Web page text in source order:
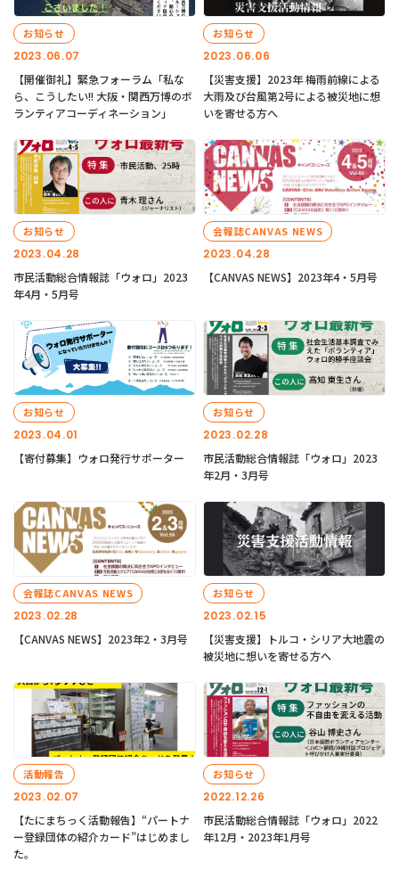
2023.06.07
お知らせ
【開催御礼】緊急フォーラム「私な
ら、こうしたい!! 大阪・関西万博のボ
ランティアコーディネーション」
2023.06.06
お知らせ
【災害支援】2023年 梅雨前線による
大雨及び台風第2号による被災地に想
いを寄せる方へ
2023.04.28
お知らせ
市民活動総合情報誌「ウォロ」2023
年4月・5月号
2023.04.28
会報誌CANVAS NEWS
【CANVAS NEWS】2023年4・5月号
2023.04.01
お知らせ
【寄付募集】ウォロ発行サポーター
2023.02.28
お知らせ
市民活動総合情報誌「ウォロ」2023
年2月・3月号
2023.02.28
会報誌CANVAS NEWS
【CANVAS NEWS】2023年2・3月号
2023.02.15
お知らせ
【災害支援】トルコ・シリア大地震の
被災地に想いを寄せる方へ
2023.02.07
活動報告
【たにまちっく活動報告】“パートナ
ー登録団体の紹介カード”はじめまし
た。
2022.12.26
お知らせ
市民活動総合情報誌「ウォロ」2022
年12月・2023年1月号